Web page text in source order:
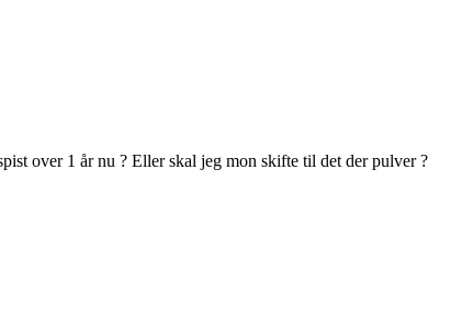
over 1 år nu ? Eller skal jeg mon skifte til det der pulver ?